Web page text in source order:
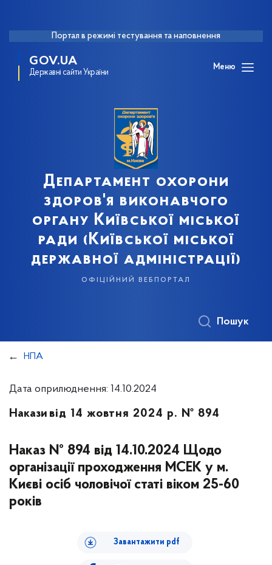
Портал в режимі тестування та наповнення
GOV.UA
Державні сайти України
Меню
Департамент охорони
здоров'я виконавчого
органу Київської міської
ради (Київської міської
державної адміністрації)
офіційний вебпортал
Пошук
НПА
Дата оприлюднення: 14.10.2024
Накази від 14 жовтня 2024 р. № 894
Наказ № 894 від 14.10.2024 Щодо
організації проходження МСЕК у м.
Києві осіб чоловічої статі віком 25-60
років
Завантажити pdf